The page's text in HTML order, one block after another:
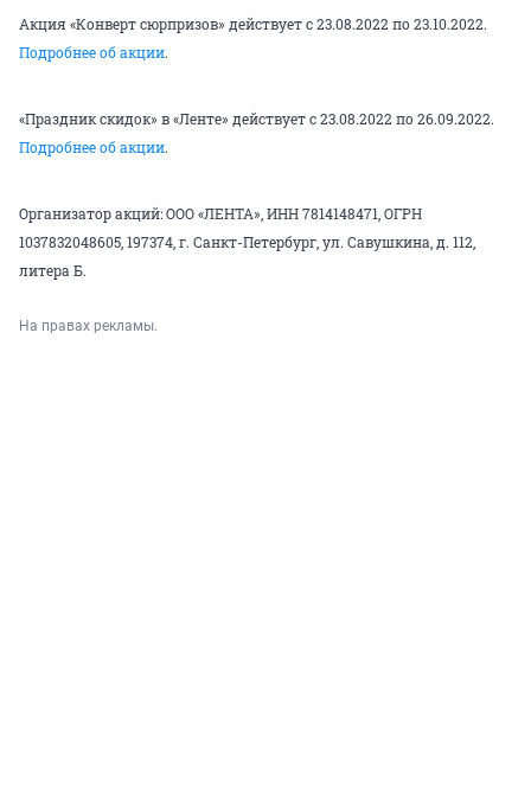
Акция «Конверт сюрпризов» действует с 23.08.2022 по 23.10.2022.
Подробнее об акции.
«Праздник скидок» в «Ленте» действует с 23.08.2022 по 26.09.2022.
Подробнее об акции.
Организатор акций: ООО «ЛЕНТА», ИНН 7814148471, ОГРН
1037832048605, 197374, г. Санкт-Петербург, ул. Савушкина, д. 112,
литера Б.
На правах рекламы.